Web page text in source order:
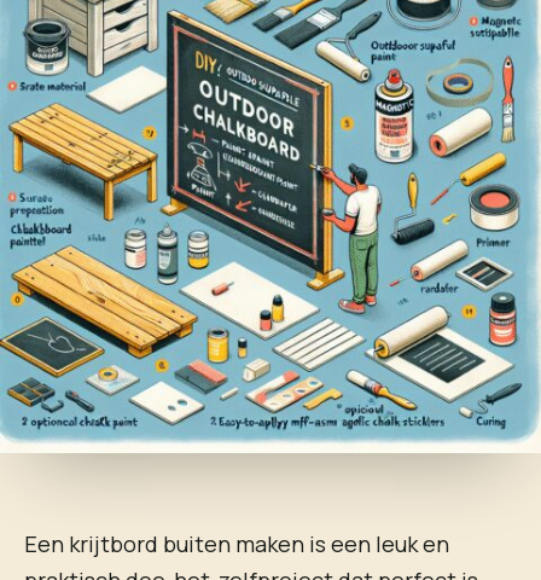
Een krijtbord buiten maken is een leuk en